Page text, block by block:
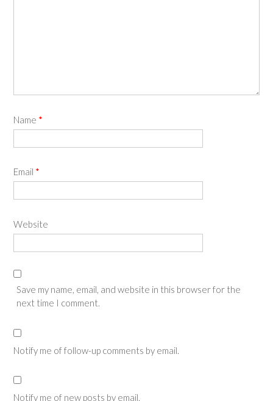
Name *
Email *
Website
Save my name, email, and website in this browser for the
next time I comment.
Notify me of follow-up comments by email.
Notify me of new posts by email.